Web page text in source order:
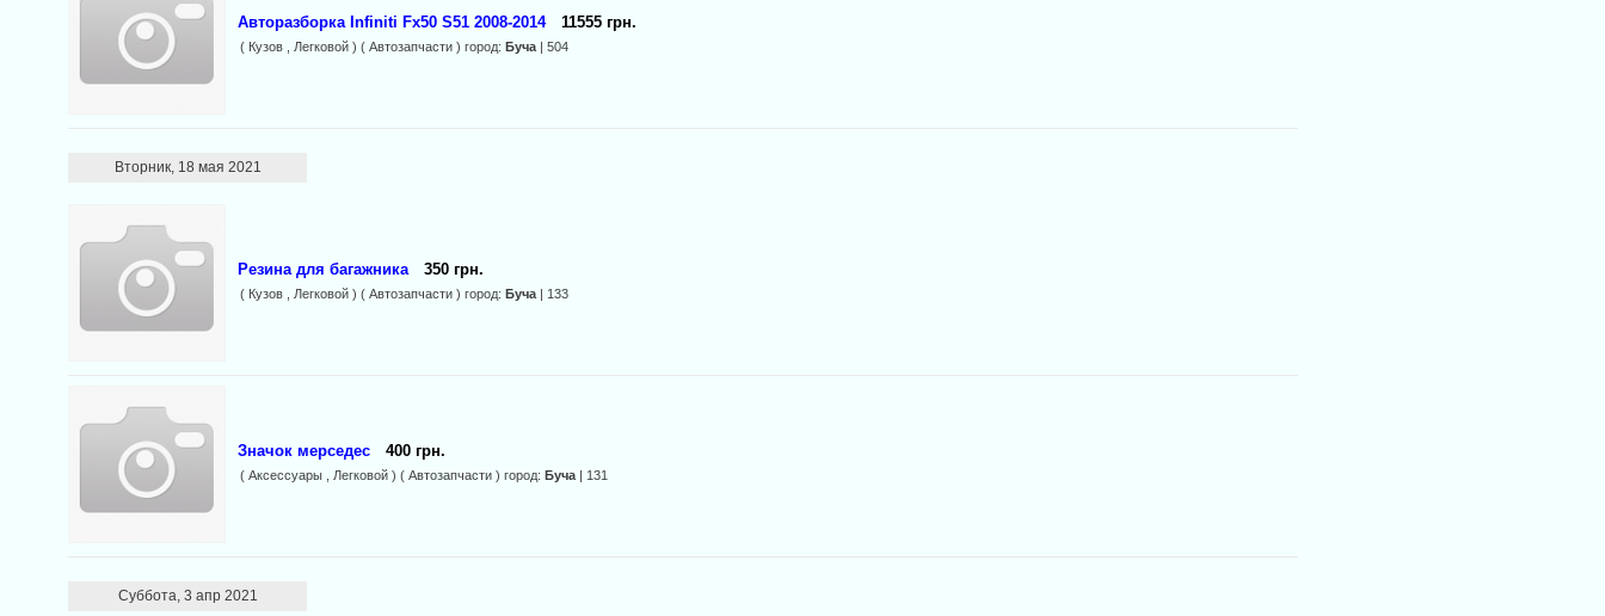
Авторазборка Infiniti Fx50 S51 2008-2014 11555 грн.
( Кузов , Легковой ) ( Автозапчасти ) город:Буча | 504
Вторник, 18 мая 2021
Резина для багажника 350 грн.
( Кузов , Легковой ) ( Автозапчасти ) город:Буча | 133
Значок мерседес 400 грн.
( Аксессуары , Легковой ) ( Автозапчасти ) город:Буча | 131
Суббота, 3 апр 2021